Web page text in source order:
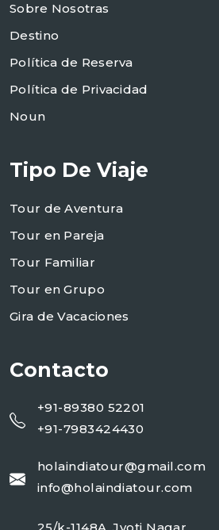
Sobre Nosotras
Destino
Política de Reserva
Política de Privacidad
Noun
Tipo De Viaje
Tour de Aventura
Tour en Pareja
Tour Familiar
Tour en Grupo
Gira de Vacaciones
Contacto
+91-89380 52201
+91-7983424430
holaindiatour@gmail.com
info@holaindiatour.com